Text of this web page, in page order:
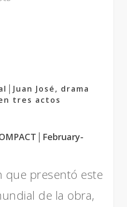
José, drama
tres actos
│February-
que presentó este
de la obra,